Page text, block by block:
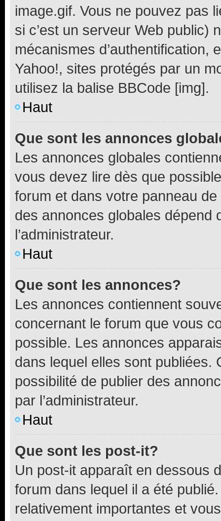
image.gif. Vous ne pouvez pas
si c’est un serveur Web public)
mécanismes d’authentification,
Yahoo!, sites protégés par un
utilisez la balise BBCode [img].
Haut
Que sont les annonces
Les annonces globales
vous devez lire dès que
forum et dans votre panneau
des annonces globales dépend
l’administrateur.
Haut
Que sont les annonces?
Les annonces contiennent
concernant le forum que vous
possible. Les annonces
dans lequel elles sont publiées.
possibilité de publier des
par l’administrateur.
Haut
Que sont les post-it?
Un post-it apparaît en dessous
forum dans lequel il a été
relativement importantes et